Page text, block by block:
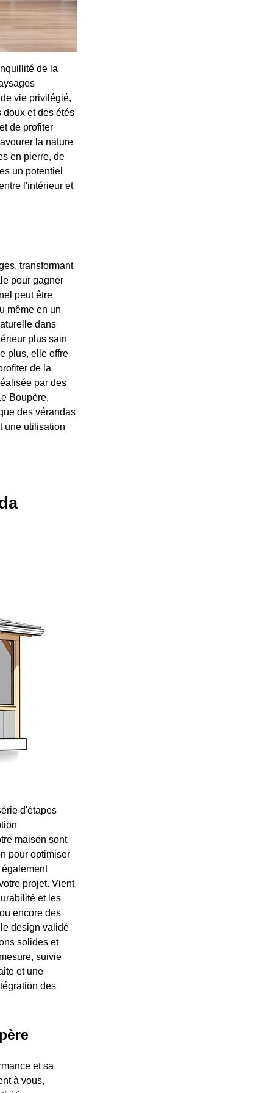
de la
vie privilégié,
doux et des étés
de profiter
la nature
en pierre, de
un potentiel
l'intérieur et
transformant
pour gagner
peut être
même en un
dans
plus sain
plus, elle offre
de la
par des
Boupère,
des vérandas
une utilisation
d'étapes
maison sont
pour optimiser
projet. Vient
et les
encore des
design validé
solides et
suivie
et une
des
et sa
à vous,